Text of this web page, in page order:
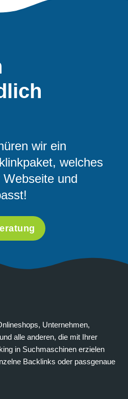
wir ein
welches
und
Unternehmen,
alle anderen, die mit Ihrer
in Suchmaschinen erzielen
Backlinks oder passgenaue